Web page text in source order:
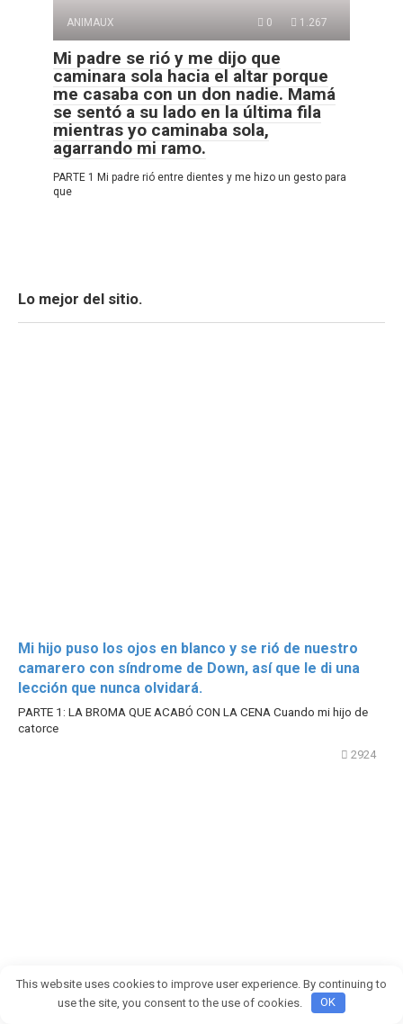
ANIMAUX 0 1.267
Mi padre se rió y me dijo que
caminara sola hacia el altar porque
me casaba con un don nadie. Mamá
se sentó a su lado en la última fila
mientras yo caminaba sola,
agarrando mi ramo.
PARTE 1 Mi padre rió entre dientes y me hizo un gesto para
que
Lo mejor del sitio.
Mi hijo puso los ojos en blanco y se rió de nuestro
camarero con síndrome de Down, así que le di una
lección que nunca olvidará.
PARTE 1: LA BROMA QUE ACABÓ CON LA CENA Cuando mi hijo de
catorce
2924
This website uses cookies to improve user experience. By continuing to
use the site, you consent to the use of cookies.
OK